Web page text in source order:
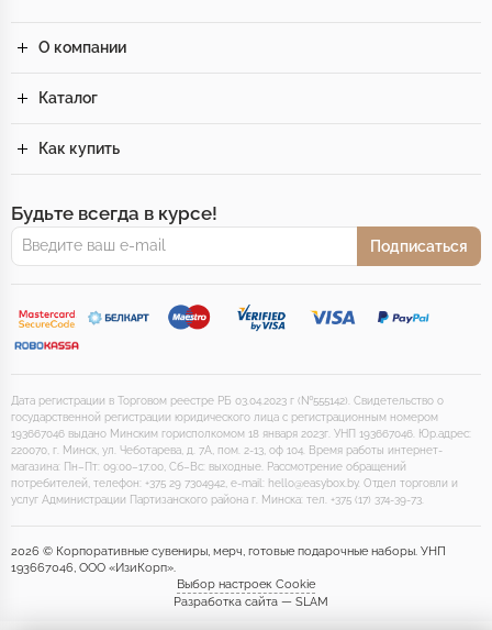
О компании
Каталог
Как купить
Будьте всегда в курсе!
Подписаться
Дата регистрации в Торговом реестре РБ 03.04.2023 г (№555142). Свидетельство о
государственной регистрации юридического лица с регистрационным номером
193667046 выдано Минским горисполкомом 18 января 2023г. УНП 193667046. Юр.адрес:
220070, г. Минск, ул. Чеботарева, д. 7А, пом. 2-13, оф 104. Время работы интернет-
магазина: Пн–Пт: 09:00–17:00, Сб–Вс: выходные. Рассмотрение обращений
потребителей, телефон: +375 29 7304942, e-mail: hello@easybox.by. Отдел торговли и
услуг Администрации Партизанского района г. Минска: тел. +375 (17) 374-39-73.
2026 © Корпоративные сувениры, мерч, готовые подарочные наборы. УНП
193667046, ООО «ИзиКорп».
Выбор настроек Cookie
Разработка сайта — SLAM